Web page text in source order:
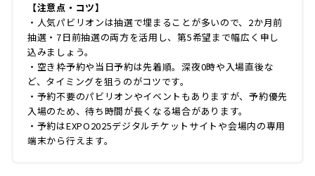
【注意点・コツ】
・人気パビリオンは抽選で埋まることが多いので、2か月前
抽選・7日前抽選の両方を活用し、第5希望まで幅広く申し
込みましょう。
・空き枠予約や当日予約は先着順。深夜0時や入場直後な
ど、タイミングを狙うのがコツです。
・予約不要のパビリオンやイベントもありますが、予約優先
入場のため、待ち時間が長くなる場合があります。
・予約はEXPO2025デジタルチケットサイトや会場内の専用
端末から行えます。